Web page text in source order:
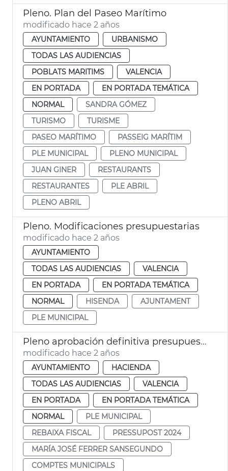
Pleno. Plan del Paseo Marítimo
modificado hace 2 años
AYUNTAMIENTO
URBANISMO
TODAS LAS AUDIENCIAS
POBLATS MARITIMS
VALENCIA
EN PORTADA
EN PORTADA TEMÁTICA
NORMAL
SANDRA GÓMEZ
TURISMO
TURISME
PASEO MARÍTIMO
PASSEIG MARÍTIM
PLE MUNICIPAL
PLENO MUNICIPAL
JUAN GINER
RESTAURANTS
RESTAURANTES
PLE ABRIL
PLENO ABRIL
Pleno. Modificaciones presupuestarias
modificado hace 2 años
AYUNTAMIENTO
TODAS LAS AUDIENCIAS
VALENCIA
EN PORTADA
EN PORTADA TEMÁTICA
NORMAL
HISENDA
AJUNTAMENT
PLE MUNICIPAL
Pleno aprobación definitiva presupuesto 2024
modificado hace 2 años
AYUNTAMIENTO
HACIENDA
TODAS LAS AUDIENCIAS
VALENCIA
EN PORTADA
EN PORTADA TEMÁTICA
NORMAL
PLE MUNICIPAL
REBAIXA FISCAL
PRESSUPOST 2024
MARÍA JOSÉ FERRER SANSEGUNDO
COMPTES MUNICIPALS